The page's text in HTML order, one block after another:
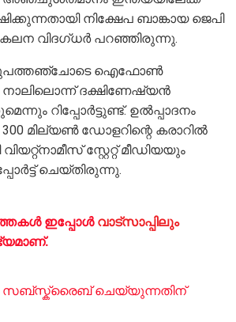
നിക്ഷേപ ബാങ്കായ ജെപി
വിദഗ്ധ‌ർ പറഞ്ഞിരുന്നു.
ഇരുപത്തഞ്ചോടെ ഐഫോൺ
നാലിലൊന്ന് ദക്ഷിണേഷ്യൻ
റിപ്പോർട്ടുണ്ട്‌. ഉൽപ്പാദനം
300 മില്യൺ ഡോളറിന്റെ കരാറിൽ
വിയറ്റ്നാമീസ് സ്റ്റേറ്റ് മീഡിയയും
ചെയ്‌തിരുന്നു.
ഇപ്പോള്‍ വാട്സാപ്പിലും
സബ്സ്ക്രൈബ് ചെയ്യുന്നതിന്